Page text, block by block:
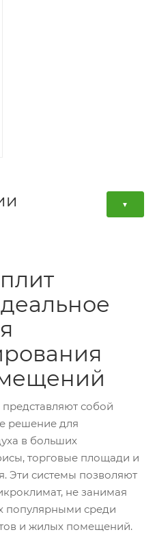
▼
собой
решение для
в больших
торговые площади и
Эти системы позволяют
не занимая
популярными среди
и жилых помещений.